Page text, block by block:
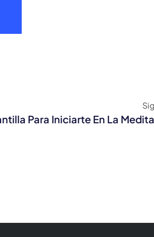
Para Iniciarte En La